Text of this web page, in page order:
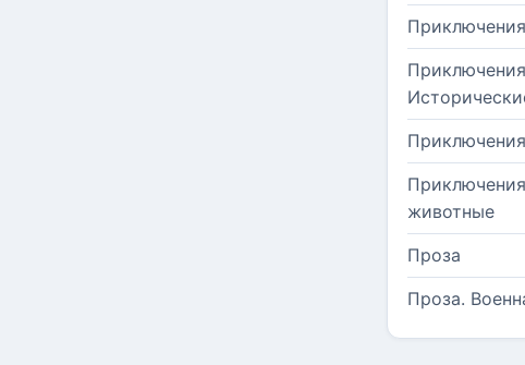
животные
Проза
Проза.